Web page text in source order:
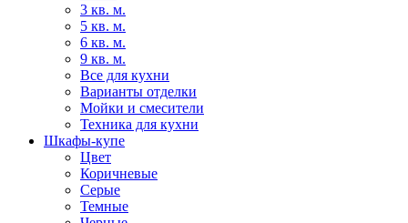
3 кв. м.
5 кв. м.
6 кв. м.
9 кв. м.
Все для кухни
Варианты отделки
Мойки и смесители
Техника для кухни
Шкафы-купе
Цвет
Коричневые
Серые
Темные